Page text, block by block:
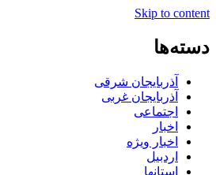
Skip to content
دسته‌ها
آذربایجان شرقی
آذربایجان غربی
اجتماعی
اخبار
اخبار ویژه
اردبیل
استانها